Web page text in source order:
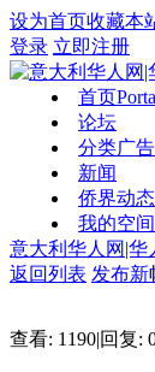
设为首页收藏本
登录 立即注册
首页
论坛
分类广告
新闻
侨界动态
我的空间
意大利华人网|华
返回列表 发布新
查看: 1190|回复: